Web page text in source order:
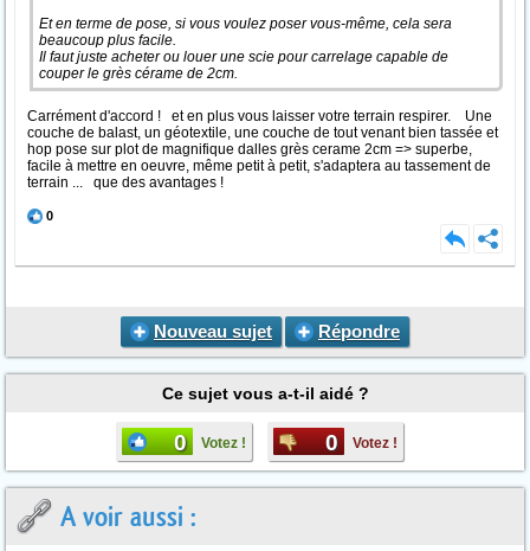
Et en terme de pose, si vous voulez poser vous-même, cela sera
beaucoup plus facile.
Il faut juste acheter ou louer une scie pour carrelage capable de
couper le grès cérame de 2cm.
Carrément d'accord ! et en plus vous laisser votre terrain respirer. Une
couche de balast, un géotextile, une couche de tout venant bien tassée et
hop pose sur plot de magnifique dalles grès cerame 2cm => superbe,
facile à mettre en oeuvre, même petit à petit, s'adaptera au tassement de
terrain ... que des avantages !
0
Nouveau sujet Répondre
Ce sujet vous a-t-il aidé ?
0 Votez ! 0 Votez !
A voir aussi :